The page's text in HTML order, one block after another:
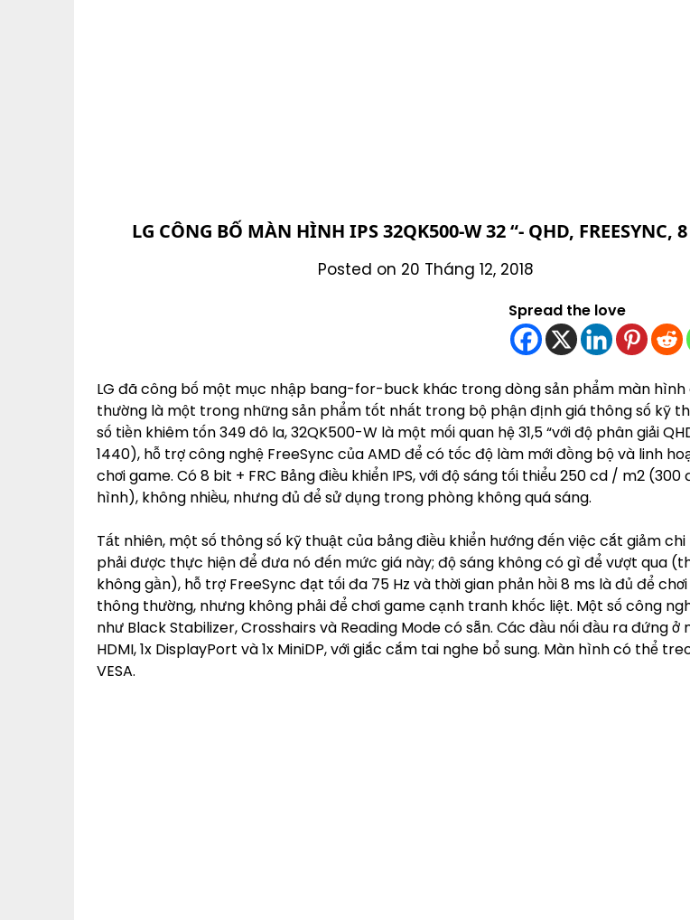
LG CÔNG BỐ MÀN HÌNH IPS 32QK500-W 32 “- QHD, FREESYNC,
Posted on 20 Tháng 12, 2018
Spread the love
LG đã công bố một mục nhập bang-for-buck khác trong dòng sản phẩm màn hình
thường là một trong những sản phẩm tốt nhất trong bộ phận định giá thông số kỹ
số tiền khiêm tốn 349 đô la, 32QK500-W là một mối quan hệ 31,5 “với độ phân giải
1440), hỗ trợ công nghệ FreeSync của AMD để có tốc độ làm mới đồng bộ và linh
chơi game. Có 8 bit + FRC Bảng điều khiển IPS, với độ sáng tối thiểu 250 cd / m2 (300
hình), không nhiều, nhưng đủ để sử dụng trong phòng không quá sáng.
Tất nhiên, một số thông số kỹ thuật của bảng điều khiển hướng đến việc cắt giảm
phải được thực hiện để đưa nó đến mức giá này; độ sáng không có gì để vượt qua
không gần), hỗ trợ FreeSync đạt tối đa 75 Hz và thời gian phản hồi 8 ms là đủ để
thông thường, nhưng không phải để chơi game cạnh tranh khốc liệt. Một số công
như Black Stabilizer, Crosshairs và Reading Mode có sẵn. Các đầu nối đầu ra đứng ở
HDMI, 1x DisplayPort và 1x MiniDP, với giắc cắm tai nghe bổ sung. Màn hình có thể
VESA.